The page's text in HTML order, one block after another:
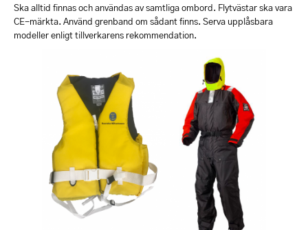
Ska alltid finnas och användas av samtliga ombord. Flytvästar ska vara
CE-märkta. Använd grenband om sådant finns. Serva upplåsbara
modeller enligt tillverkarens rekommendation.